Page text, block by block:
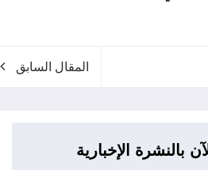
المقال السابق
بالنشرة الإخبارية